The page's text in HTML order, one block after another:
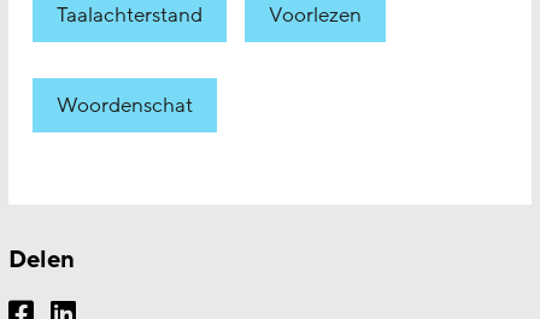
Taalachterstand Voorlezen
Woordenschat
Delen